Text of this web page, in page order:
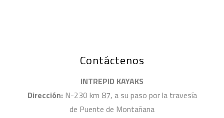
Contáctenos
INTREPID KAYAKS
Dirección: N-230 km 87, a su paso por la travesía
de Puente de Montañana